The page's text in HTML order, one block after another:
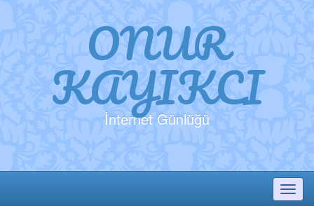
ONUR
KAYIKCI
İnternet Günlüğü